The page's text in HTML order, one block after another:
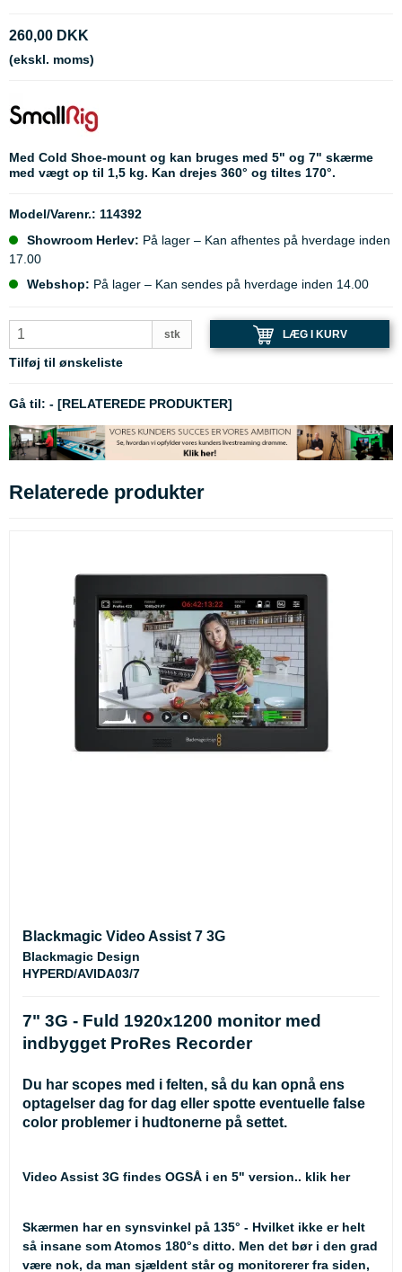
260,00 DKK
(ekskl. moms)
Med Cold Shoe-mount og kan bruges med 5" og 7" skærme
med vægt op til 1,5 kg. Kan drejes 360° og tiltes 170°.
Model/Varenr.: 114392
Showroom Herlev: På lager – Kan afhentes på hverdage inden
17.00
Webshop: På lager – Kan sendes på hverdage inden 14.00
stk LÆG I KURV
Tilføj til ønskeliste
Gå til: - [RELATEREDE PRODUKTER]
Relaterede produkter
Blackmagic Video Assist 7 3G
Blackmagic Design
HYPERD/AVIDA03/7
7" 3G - Fuld 1920x1200 monitor med
indbygget ProRes Recorder
Du har scopes med i felten, så du kan opnå ens
optagelser dag for dag eller spotte eventuelle false
color problemer i hudtonerne på settet.
Video Assist 3G findes OGSÅ i en 5" version.. klik her
Skærmen har en synsvinkel på 135° - Hvilket ikke er helt
så insane som Atomos 180°s ditto. Men det bør i den grad
være nok, da man sjældent står og monitorerer fra siden,